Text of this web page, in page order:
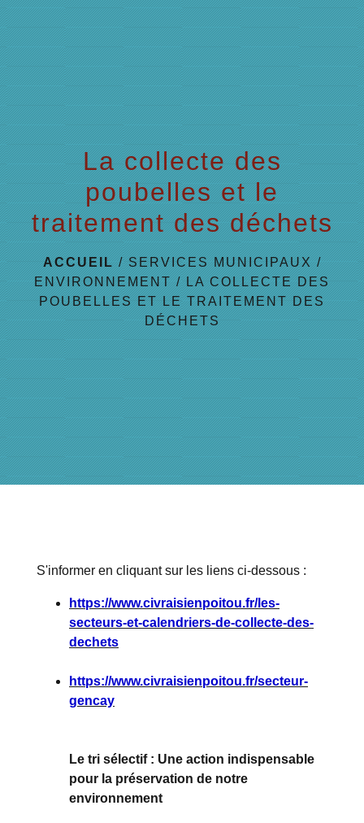
La collecte des
poubelles et le
traitement des déchets
ACCUEIL / SERVICES MUNICIPAUX /
ENVIRONNEMENT / LA COLLECTE DES
POUBELLES ET LE TRAITEMENT DES
DÉCHETS
S'informer en cliquant sur les liens ci-dessous :
https://www.civraisienpoitou.fr/les-
secteurs-et-calendriers-de-collecte-des-
dechets
https://www.civraisienpoitou.fr/secteur-
gencay
Le tri sélectif : Une action indispensable
pour la préservation de notre
environnement